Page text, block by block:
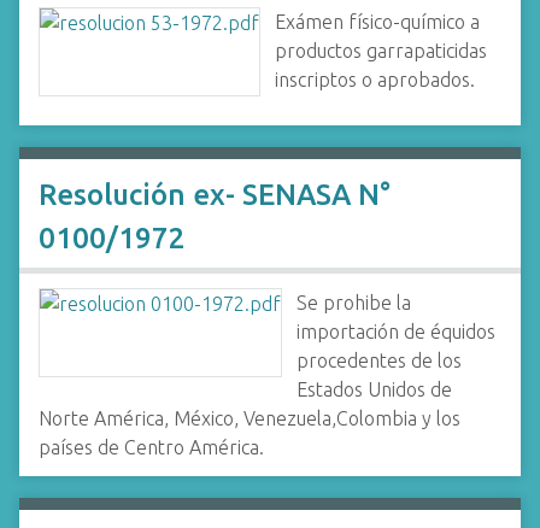
Exámen físico-químico a
productos garrapaticidas
inscriptos o aprobados.
Resolución ex- SENASA N°
0100/1972
Se prohibe la
importación de équidos
procedentes de los
Estados Unidos de
Norte América, México, Venezuela,Colombia y los
países de Centro América.